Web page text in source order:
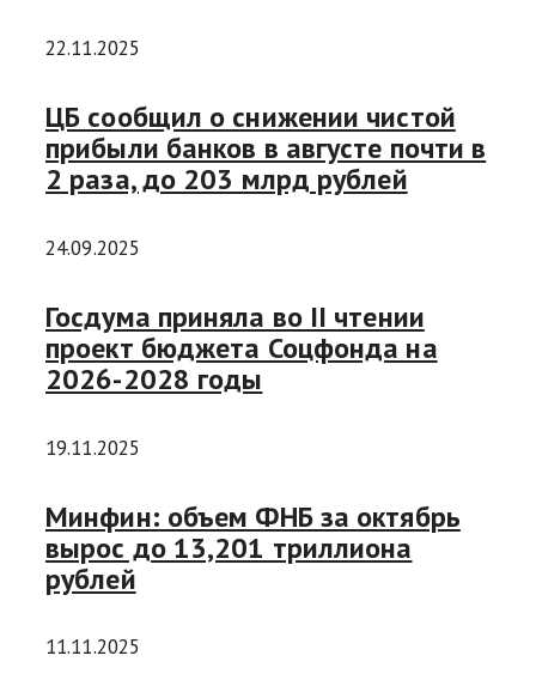
22.11.2025
ЦБ сообщил о снижении чистой
прибыли банков в августе почти в
2 раза, до 203 млрд рублей
24.09.2025
Госдума приняла во II чтении
проект бюджета Соцфонда на
2026-2028 годы
19.11.2025
Минфин: объем ФНБ за октябрь
вырос до 13,201 триллиона
рублей
11.11.2025